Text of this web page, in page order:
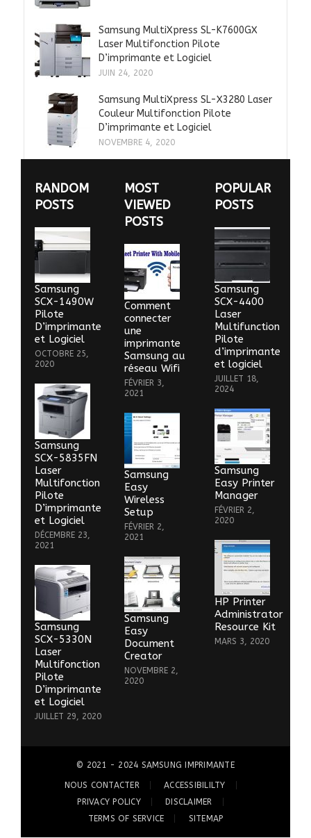
Samsung MultiXpress SL-K7600GX
Laser Multifonction Pilote
D’imprimante et Logiciel
JUIN 24, 2020
Samsung MultiXpress SL-X3280 Laser
Couleur Multifonction Pilote
D’imprimante et Logiciel
NOVEMBRE 4, 2020
RANDOM
POSTS
Samsung
SCX-1490W
Pilote
D’imprimante
et Logiciel
OCTOBRE 25,
2020
Samsung
SCX-5835FN
Laser
Multifonction
Pilote
D’imprimante
et Logiciel
DÉCEMBRE 23,
2021
Samsung
SCX-5330N
Laser
Multifonction
Pilote
D’imprimante
et Logiciel
JUILLET 29, 2020
MOST
VIEWED
POSTS
Comment
connecter
une
imprimante
Samsung au
réseau Wifi
FÉVRIER 3,
2021
Samsung
Easy
Wireless
Setup
FÉVRIER 2,
2021
Samsung
Easy
Document
Creator
NOVEMBRE 2,
2020
POPULAR
POSTS
Samsung
SCX-4400
Laser
Multifunction
Pilote
d’imprimante
et logiciel
JUILLET 18,
2024
Samsung
Easy Printer
Manager
FÉVRIER 2,
2020
HP Printer
Administrator
Resource Kit
MARS 3, 2020
© 2021 - 2024 SAMSUNG IMPRIMANTE
NOUS CONTACTER
ACCESSIBILILTY
PRIVACY POLICY
DISCLAIMER
TERMS OF SERVICE
SITEMAP